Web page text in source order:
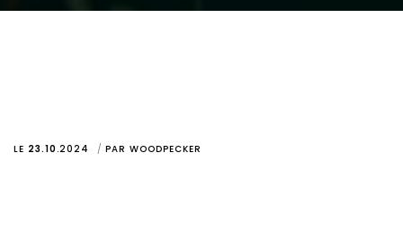
LE 23.10 .2024 PAR WOODPECKER